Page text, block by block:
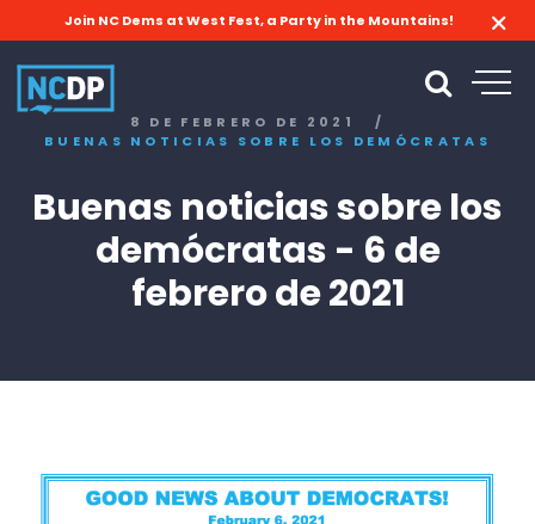
Join NC Dems at West Fest, a Party in the Mountains!
8 DE FEBRERO DE 2021
/
BUENAS NOTICIAS SOBRE LOS DEMÓCRATAS
Buenas noticias sobre los
demócratas - 6 de
febrero de 2021